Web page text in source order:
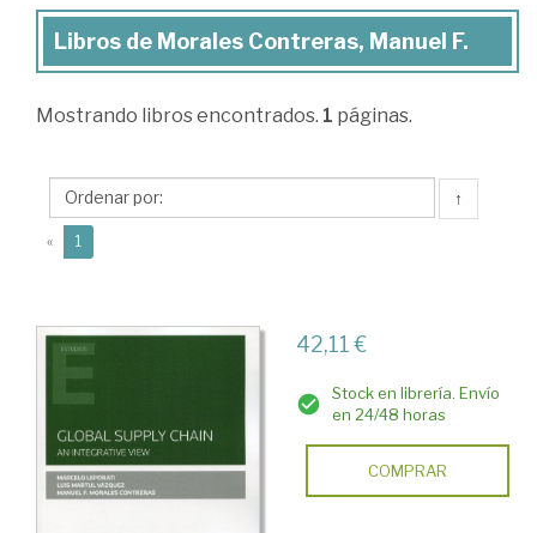
Libros
Morales
Manuel
F.
Libros de Morales Contreras, Manuel F.
Mostrando libros encontrados. 1 páginas.
↑
« 1
42,11 €
Stock en librería. Envío
en 24/48 horas
COMPRAR